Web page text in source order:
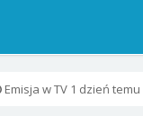
Emisja w TV 1 dzień temu